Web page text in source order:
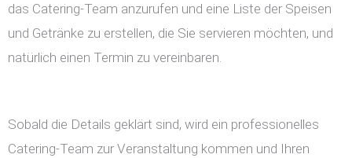
das Catering-Team anzurufen und eine Liste der Speisen
und Getränke zu erstellen, die Sie servieren möchten, und
natürlich einen Termin zu vereinbaren.
Sobald die Details geklärt sind, wird ein professionelles
Catering-Team zur Veranstaltung kommen und Ihren